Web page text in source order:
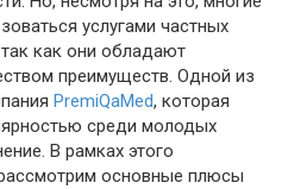
услугами частных
как они обладают
преимуществ. Одной из
PremiQaMed, которая
среди молодых
В рамках этого
основные плюсы